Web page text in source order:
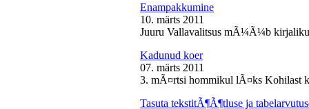
Enampakkumine
10. märts 2011
Juuru Vallavalitsus mÃ¼Ã¼b kirjaliku
Kadunud koer
07. märts 2011
3. mÃ¤rtsi hommikul lÃ¤ks Kohilast
Tasuta tekstitÃ¶Ã¶tluse ja